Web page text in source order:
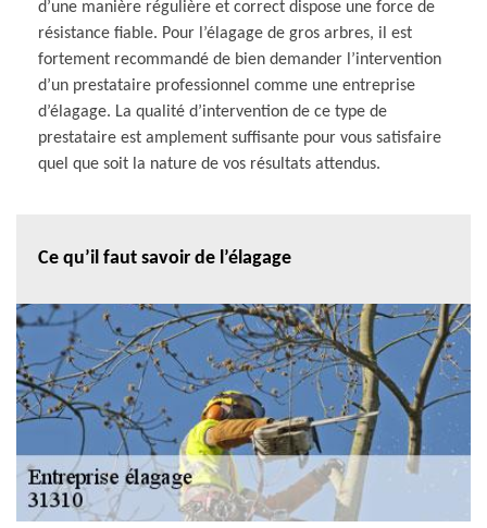
d’une manière régulière et correct dispose une force de
résistance fiable. Pour l’élagage de gros arbres, il est
fortement recommandé de bien demander l’intervention
d’un prestataire professionnel comme une entreprise
d’élagage. La qualité d’intervention de ce type de
prestataire est amplement suffisante pour vous satisfaire
quel que soit la nature de vos résultats attendus.
Ce qu’il faut savoir de l’élagage